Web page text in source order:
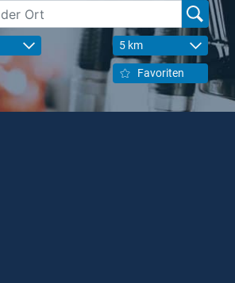
5 km
Favoriten